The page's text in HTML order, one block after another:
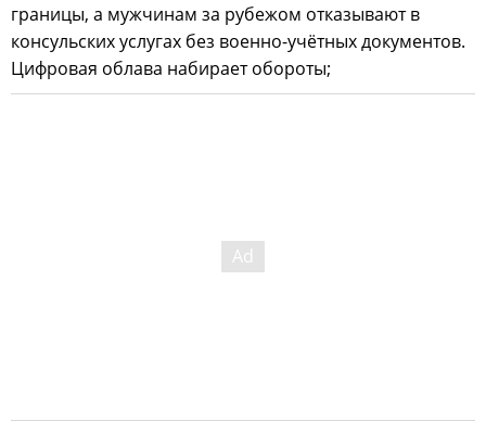
границы, а мужчинам за рубежом отказывают в
консульских услугах без военно-учётных документов.
Цифровая облава набирает обороты;